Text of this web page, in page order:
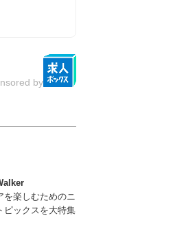
by
を楽しむためのニ
ピックスを大特集